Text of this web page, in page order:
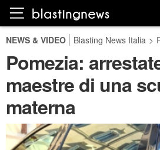
NEWS & VIDEO Blasting News Italia >
Pomezia:
maestre di una
materna